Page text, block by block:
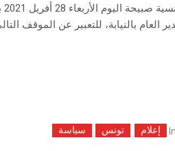
العام بالنيابة، للتعبير عن الموقف
In إعلام تونس سياسة